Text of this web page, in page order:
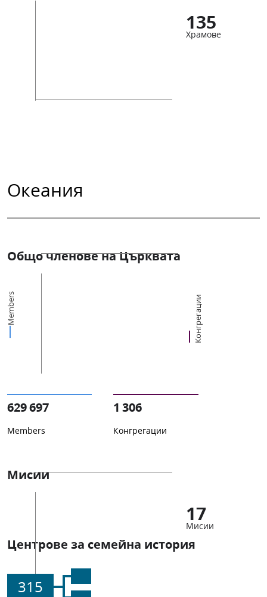
135
Храмове
Океания
Общо членове на Църквата
Members Конгрегации
629 697
Members
1 306
Конгрегации
Мисии
17
Мисии
Центрове за семейна история
315